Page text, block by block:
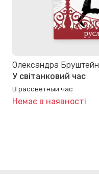
Олександра Бруштейн
У світанковий час
В рассветный час
Немає в наявності